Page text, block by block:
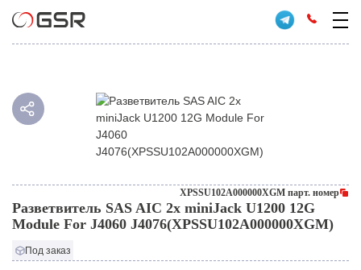
XPSSU102A000000XGM парт. номер
Разветвитель SAS AIC 2x miniJack U1200 12G
Module For J4060 J4076(XPSSU102A000000XGM)
Под заказ